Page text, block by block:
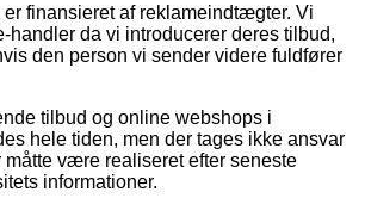
finansieret af reklameindtægter. Vi
handler da vi introducerer deres tilbud,
den person vi sender videre fuldfører
tilbud og online webshops i
hele tiden, men der tages ikke ansvar
måtte være realiseret efter seneste
informationer.